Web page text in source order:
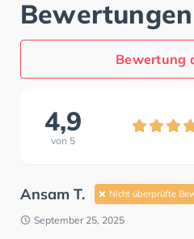
Bewertungen
Bewertung
4,9
von 5
Ansam T. Nicht überprüfte
September 25, 2025